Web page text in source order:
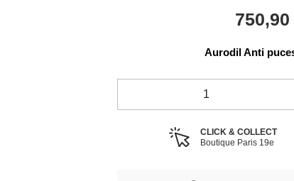
750,90
Aurodil Anti
CLICK & COLLECT
Boutique Paris 19e